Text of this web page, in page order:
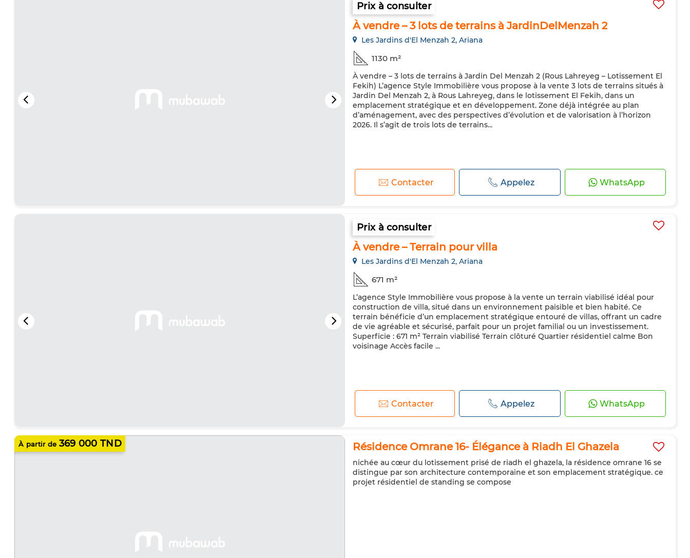
Prix à consulter
À vendre – 3 lots de terrains à JardinDelMenzah 2
Les Jardins d'El Menzah 2, Ariana
1130 m²
À vendre – 3 lots de terrains à Jardin Del Menzah 2 (Rous Lahreyeg – Lotissement El
Fekih) L’agence Style Immobilière vous propose à la vente 3 lots de terrains situés à
Jardin Del Menzah 2, à Rous Lahreyeg, dans le lotissement El Fekih, dans un
emplacement stratégique et en développement. Zone déjà intégrée au plan
d’aménagement, avec des perspectives d’évolution et de valorisation à l’horizon
2026. Il s’agit de trois lots de terrains...
Contacter Appelez WhatsApp
Prix à consulter
À vendre – Terrain pour villa
Les Jardins d'El Menzah 2, Ariana
671 m²
L’agence Style Immobilière vous propose à la vente un terrain viabilisé idéal pour
construction de villa, situé dans un environnement paisible et bien habité. Ce
terrain bénéficie d’un emplacement stratégique entouré de villas, offrant un cadre
de vie agréable et sécurisé, parfait pour un projet familial ou un investissement.
Superficie : 671 m² Terrain viabilisé Terrain clôturé Quartier résidentiel calme Bon
voisinage Accès facile ...
Contacter Appelez WhatsApp
À partir de 369 000 TND Résidence Omrane 16- Élégance à Riadh El Ghazela
nichée au cœur du lotissement prisé de riadh el ghazela, la résidence omrane 16 se
distingue par son architecture contemporaine et son emplacement stratégique. ce
projet résidentiel de standing se compose